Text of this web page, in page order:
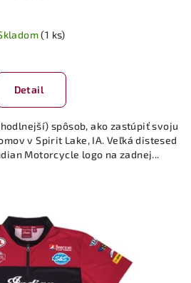
(1 ks)
Detail
spôsob, ako zastúpiť svoju
v Spirit Lake, IA. Veľká distesed
Motorcycle logo na zadnej...